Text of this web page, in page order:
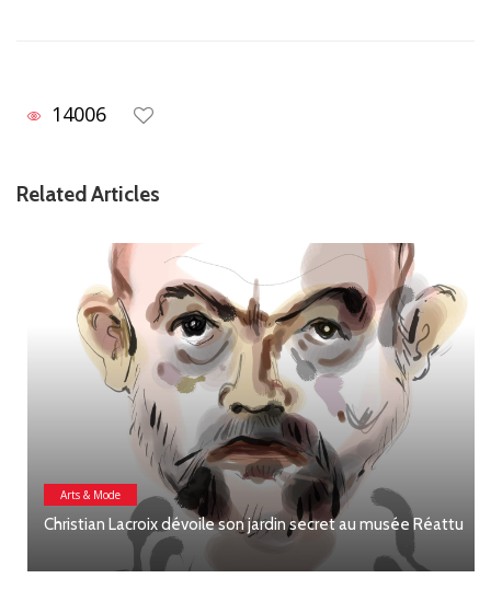
14006
Related Articles
Arts & Mode
Christian Lacroix dévoile son jardin secret au musée Réattu